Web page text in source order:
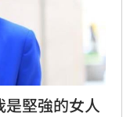
堅強的女人